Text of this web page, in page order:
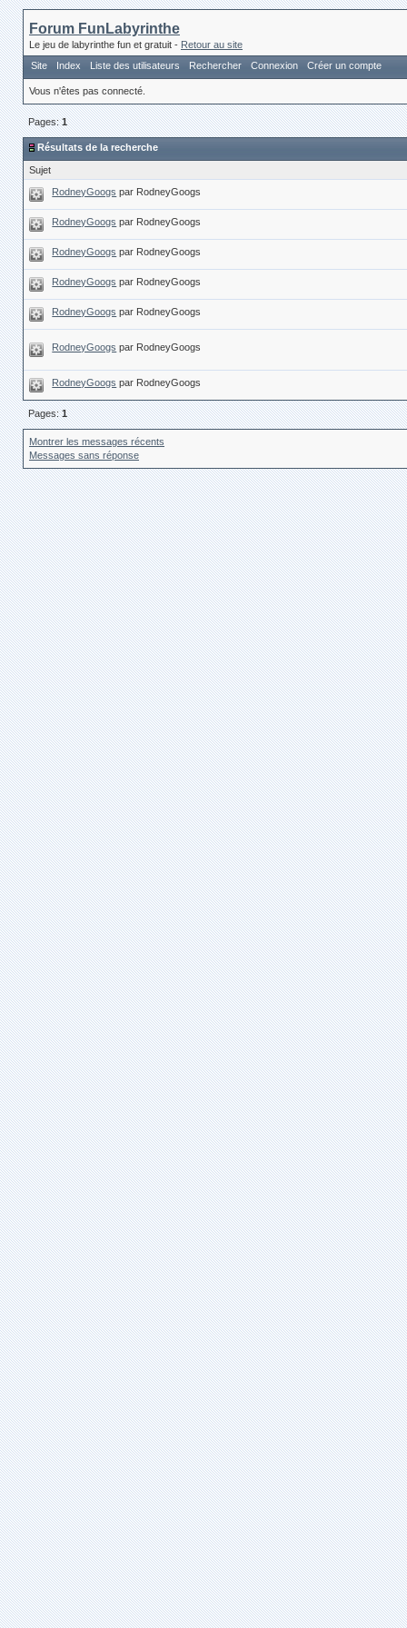
Forum FunLabyrinthe
Le jeu de labyrinthe fun et gratuit - Retour au site
Site
Index Liste des utilisateurs Rechercher Connexion Créer un compte
Vous n'êtes pas connecté.
Pages:1
Résultats de la recherche
Sujet
RodneyGoogs par RodneyGoogs
RodneyGoogs par RodneyGoogs
RodneyGoogs par RodneyGoogs
RodneyGoogs par RodneyGoogs
RodneyGoogs par RodneyGoogs
RodneyGoogs par RodneyGoogs
RodneyGoogs par RodneyGoogs
Pages:1
Montrer les messages récents
Messages sans réponse